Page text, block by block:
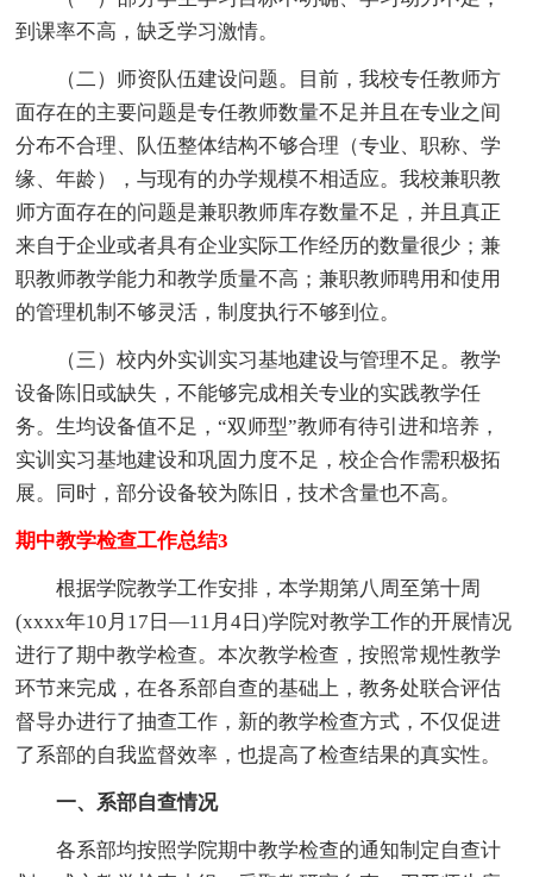
到课率不高，缺乏学习激情。
（二）师资队伍建设问题。目前，我校专任教师方
面存在的主要问题是专任教师数量不足并且在专业之间
分布不合理、队伍整体结构不够合理（专业、职称、学
缘、年龄），与现有的办学规模不相适应。我校兼职教
师方面存在的问题是兼职教师库存数量不足，并且真正
来自于企业或者具有企业实际工作经历的数量很少；兼
职教师教学能力和教学质量不高；兼职教师聘用和使用
的管理机制不够灵活，制度执行不够到位。
（三）校内外实训实习基地建设与管理不足。教学
设备陈旧或缺失，不能够完成相关专业的实践教学任
务。生均设备值不足，“双师型”教师有待引进和培养，
实训实习基地建设和巩固力度不足，校企合作需积极拓
展。同时，部分设备较为陈旧，技术含量也不高。
期中教学检查工作总结3
根据学院教学工作安排，本学期第八周至第十周
(xxxx年10月17日—11月4日)学院对教学工作的开展情况
进行了期中教学检查。本次教学检查，按照常规性教学
环节来完成，在各系部自查的基础上，教务处联合评估
督导办进行了抽查工作，新的教学检查方式，不仅促进
了系部的自我监督效率，也提高了检查结果的真实性。
一、系部自查情况
各系部均按照学院期中教学检查的通知制定自查计